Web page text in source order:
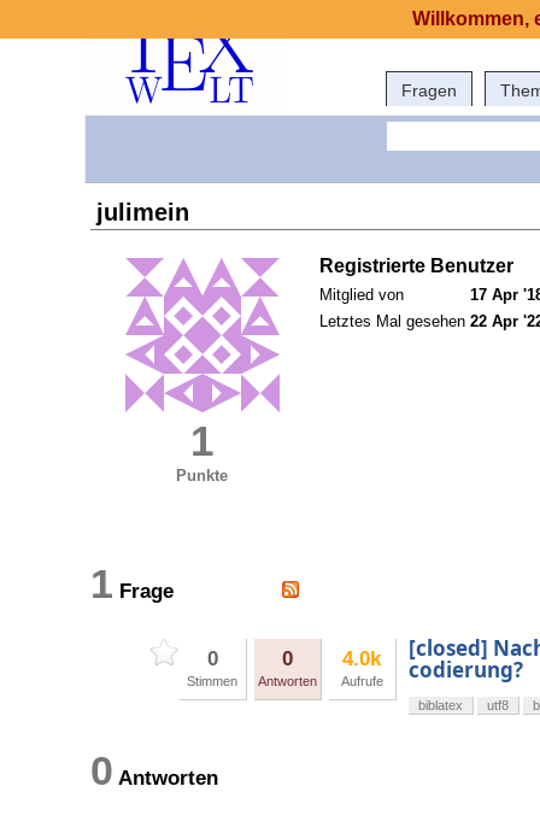
Fragen
julimein
1
Punkte
Registrierte Benutzer
Mitglied von
17 Apr
Letztes Mal gesehen 22 Apr
1 Frage
0
Stimmen
0
Antworten
4.0k
Aufrufe
[closed]
codierung?
biblatex utf8
0 Antworten
Willkommen,